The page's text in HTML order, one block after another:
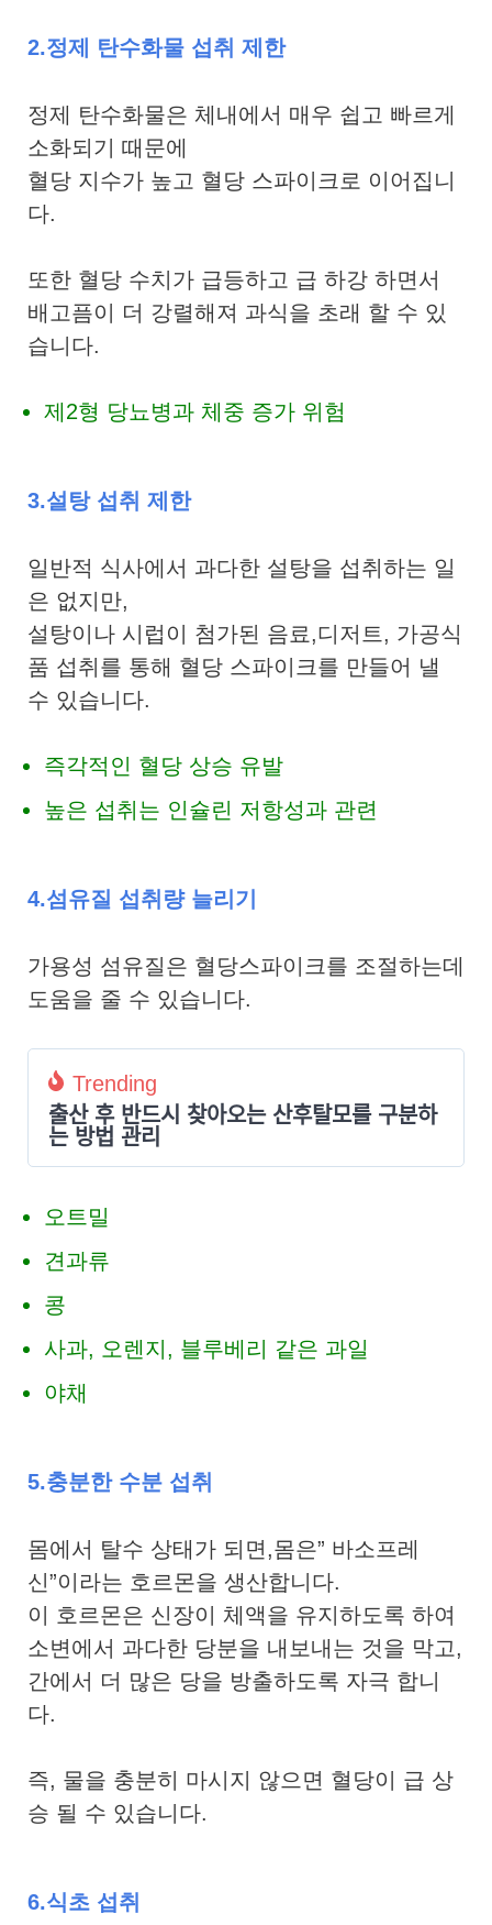
2.정제 탄수화물 섭취 제한
정제 탄수화물은 체내에서 매우 쉽고 빠르게
소화되기 때문에
혈당 지수가 높고 혈당 스파이크로 이어집니
다.
또한 혈당 수치가 급등하고 급 하강 하면서
배고픔이 더 강렬해져 과식을 초래 할 수 있
습니다.
제2형 당뇨병과 체중 증가 위험
3.설탕 섭취 제한
일반적 식사에서 과다한 설탕을 섭취하는 일
은 없지만,
설탕이나 시럽이 첨가된 음료,디저트, 가공식
품 섭취를 통해 혈당 스파이크를 만들어 낼
수 있습니다.
즉각적인 혈당 상승 유발
높은 섭취는 인슐린 저항성과 관련
4.섬유질 섭취량 늘리기
가용성 섬유질은 혈당스파이크를 조절하는데
도움을 줄 수 있습니다.
Trending
출산 후 반드시 찾아오는 산후탈모를 구분하
는 방법 관리
오트밀
견과류
콩
사과, 오렌지, 블루베리 같은 과일
야채
5.충분한 수분 섭취
몸에서 탈수 상태가 되면,몸은” 바소프레
신”이라는 호르몬을 생산합니다.
이 호르몬은 신장이 체액을 유지하도록 하여
소변에서 과다한 당분을 내보내는 것을 막고,
간에서 더 많은 당을 방출하도록 자극 합니
다.
즉, 물을 충분히 마시지 않으면 혈당이 급 상
승 될 수 있습니다.
6.식초 섭취